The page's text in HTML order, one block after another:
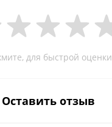
для быстрой оценки
Оставить отзыв